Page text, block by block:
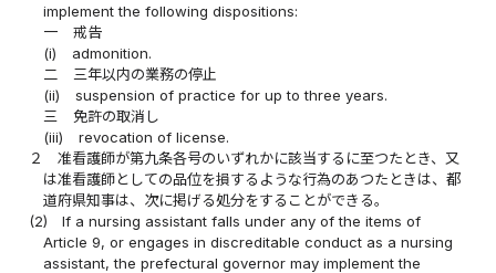
implement the following dispositions:
一
戒告
(i)
admonition.
二
三年以内の業務の停止
(ii)
suspension of practice for up to three years.
三
免許の取消し
(iii)
revocation of license.
２
准看護師が第九条各号のいずれかに該当するに至つたとき、又
は准看護師としての品位を損するような行為のあつたときは、都
道府県知事は、次に掲げる処分をすることができる。
(2)
If a nursing assistant falls under any of the items of
Article 9, or engages in discreditable conduct as a nursing
assistant, the prefectural governor may implement the